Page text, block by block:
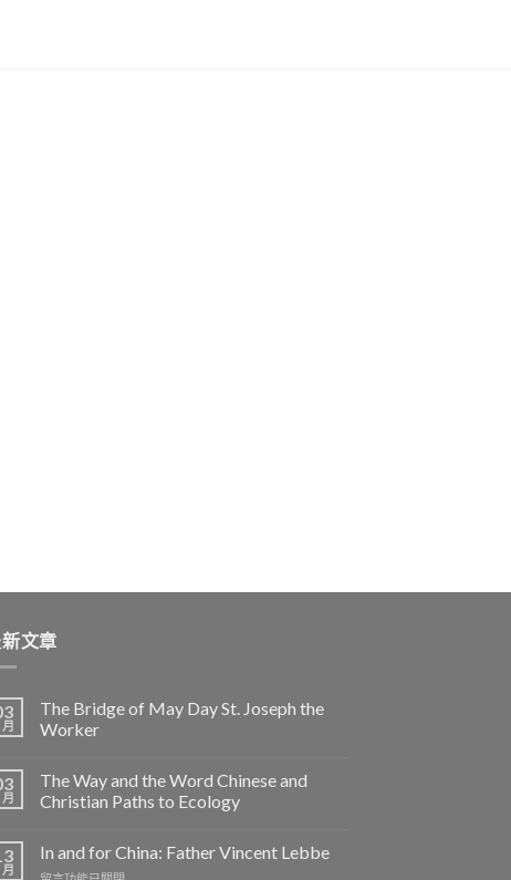
文章
The Bridge of May Day St. Joseph the
Worker
The Way and the Word Chinese and
Christian Paths to Ecology
In and for China: Father Vincent Lebbe